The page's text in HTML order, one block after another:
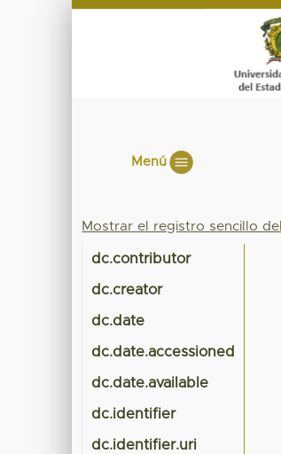
Menú
Mostrar el registro sencillo
dc.contributor
dc.creator
dc.date
dc.date.accessioned
dc.date.available
dc.identifier
dc.identifier.uri